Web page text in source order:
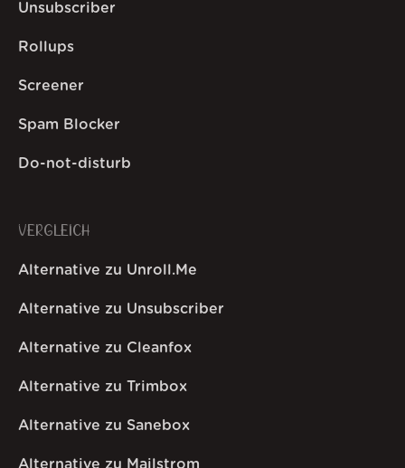
Unsubscriber
Rollups
Screener
Spam Blocker
Do-not-disturb
VERGLEICH
Alternative zu Unroll.Me
Alternative zu Unsubscriber
Alternative zu Cleanfox
Alternative zu Trimbox
Alternative zu Sanebox
Alternative zu Mailstrom